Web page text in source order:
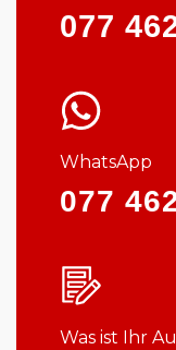
077
WhatsApp
077
Was ist Ihr